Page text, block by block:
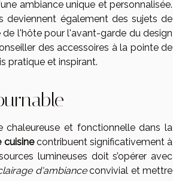
ambiance unique et personnalisée.
deviennent également des sujets de
l'hôte pour l'avant-garde du design
des accessoires à la pointe de
pratique et inspirant.
chaleureuse et fonctionnelle dans la
cuisinecontribuent significativement à
lumineuses doit s’opérer avec
d'ambianceconvivial et mettre